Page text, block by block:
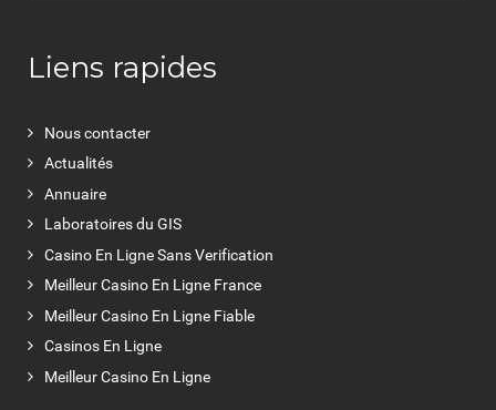
Liens rapides
Nous contacter
Actualités
Annuaire
Laboratoires du GIS
Casino En Ligne Sans Verification
Meilleur Casino En Ligne France
Meilleur Casino En Ligne Fiable
Casinos En Ligne
Meilleur Casino En Ligne